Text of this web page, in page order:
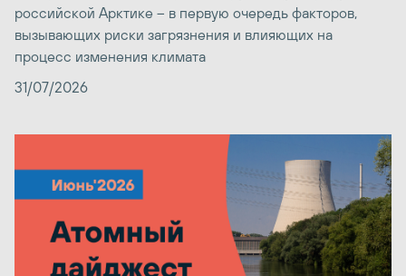
российской Арктике – в первую очередь факторов,
вызывающих риски загрязнения и влияющих на
процесс изменения климата
31/07/2026